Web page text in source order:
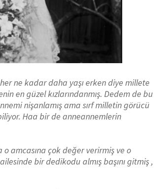
ne kadar daha yaşı erken diye millete
en güzel kızlarındanmış. Dedem de bu
nişanlamış ama sırf milletin görücü
Haa bir de anneannemlerin
amcasına çok değer verirmiş ve o
bir dedikodu almış başını gitmiş ,